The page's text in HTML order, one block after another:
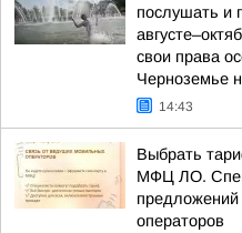
послушать и
свои права
Черноземье
14:43
Выбрать
МФЦ ЛО.
операторов